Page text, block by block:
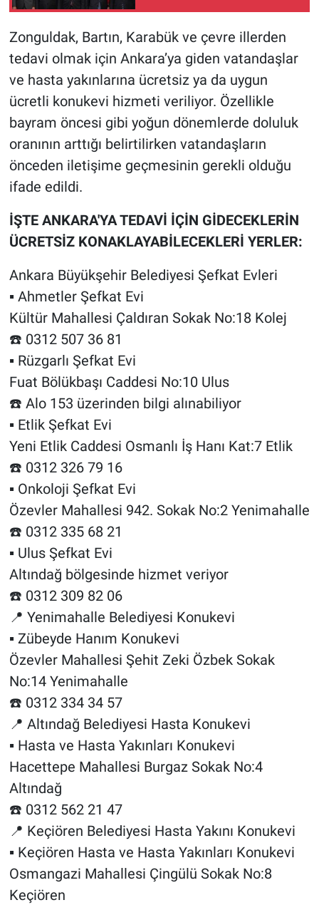
Zonguldak, Bartın, Karabük ve çevre illerden
tedavi olmak için Ankara’ya giden vatandaşlar
ve hasta yakınlarına ücretsiz ya da uygun
ücretli konukevi hizmeti veriliyor. Özellikle
bayram öncesi gibi yoğun dönemlerde doluluk
oranının arttığı belirtilirken vatandaşların
önceden iletişime geçmesinin gerekli olduğu
ifade edildi.
İŞTE ANKARA'YA TEDAVİ İÇİN GİDECEKLERİN
ÜCRETSİZ KONAKLAYABİLECEKLERİ YERLER:
Ankara Büyükşehir Belediyesi Şefkat Evleri
▪️ Ahmetler Şefkat Evi
Kültür Mahallesi Çaldıran Sokak No:18 Kolej
☎️ 0312 507 36 81
▪️ Rüzgarlı Şefkat Evi
Fuat Bölükbaşı Caddesi No:10 Ulus
☎️ Alo 153 üzerinden bilgi alınabiliyor
▪️ Etlik Şefkat Evi
Yeni Etlik Caddesi Osmanlı İş Hanı Kat:7 Etlik
☎️ 0312 326 79 16
▪️ Onkoloji Şefkat Evi
Özevler Mahallesi 942. Sokak No:2 Yenimahalle
☎️ 0312 335 68 21
▪️ Ulus Şefkat Evi
Altındağ bölgesinde hizmet veriyor
☎️ 0312 309 82 06
📍 Yenimahalle Belediyesi Konukevi
▪️ Zübeyde Hanım Konukevi
Özevler Mahallesi Şehit Zeki Özbek Sokak
No:14 Yenimahalle
☎️ 0312 334 34 57
📍 Altındağ Belediyesi Hasta Konukevi
▪️ Hasta ve Hasta Yakınları Konukevi
Hacettepe Mahallesi Burgaz Sokak No:4
Altındağ
☎️ 0312 562 21 47
📍 Keçiören Belediyesi Hasta Yakını Konukevi
▪️ Keçiören Hasta ve Hasta Yakınları Konukevi
Osmangazi Mahallesi Çingülü Sokak No:8
Keçiören